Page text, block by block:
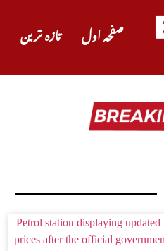
تازہ ترین صفحہ اول